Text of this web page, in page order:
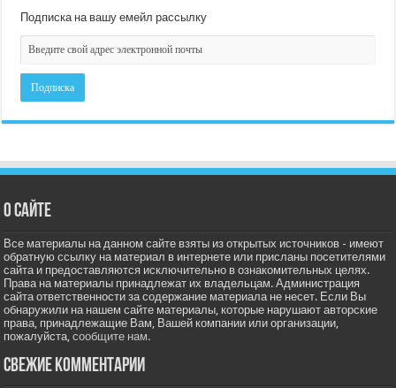
Подписка на вашу емейл рассылку
О сайте
Все материалы на данном сайте взяты из открытых источников - имеют
обратную ссылку на материал в интернете или присланы посетителями
сайта и предоставляются исключительно в ознакомительных целях.
Права на материалы принадлежат их владельцам. Администрация
сайта ответственности за содержание материала не несет. Если Вы
обнаружили на нашем сайте материалы, которые нарушают авторские
права, принадлежащие Вам, Вашей компании или организации,
пожалуйста,сообщите нам.
Свежие комментарии